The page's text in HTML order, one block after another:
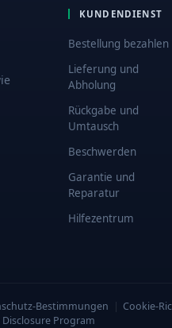
KUNDENDIENST
Bestellung bezahlen
Lieferung und
Abholung
Rückgabe und
Umtausch
Beschwerden
Garantie und
Reparatur
Hilfezentrum
Bestimmungen | Cookie-
Disclosure Program